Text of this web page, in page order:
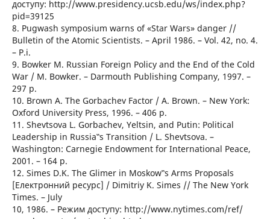
доступу: http://www.presidency.ucsb.edu/ws/index.php?
pid=39125
8. Pugwash symposium warns of «Star Wars» danger //
Bulletin of the Atomic Scientists. – April 1986. – Vol. 42, no. 4.
– Р.і.
9. Bowker M. Russian Foreign Policy and the End of the Cold
War / M. Bowker. – Darmouth Publishing Company, 1997. –
297 p.
10. Brown A. The Gorbachev Factor / A. Brown. – New York:
Oxford University Press, 1996. – 406 p.
11. Shevtsova L. Gorbachev, Yeltsin, and Putin: Political
Leadership in Russia‟s Transition / L. Shevtsova. –
Washington: Carnegie Endowment for International Peace,
2001. – 164 p.
12. Simes D.K. The Glimer in Moskow‟s Arms Proposals
[Електронний ресурс] / Dimitriy K. Simes // The New York
Times. – July
10, 1986. – Режим доступу: http://www.nytimes.com/ref/